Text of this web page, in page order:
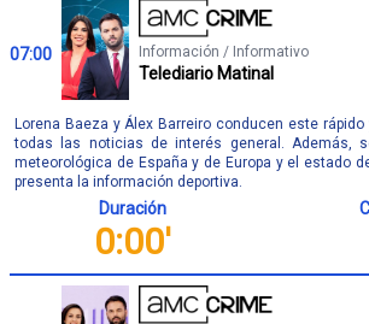
07:00 Información / Informativo
Telediario Matinal
Lorena Baeza y Álex Barreiro conducen este
todas las noticias de interés general. Además,
meteorológica de España y de Europa y el estado
presenta la información deportiva.
Duración
0:00'